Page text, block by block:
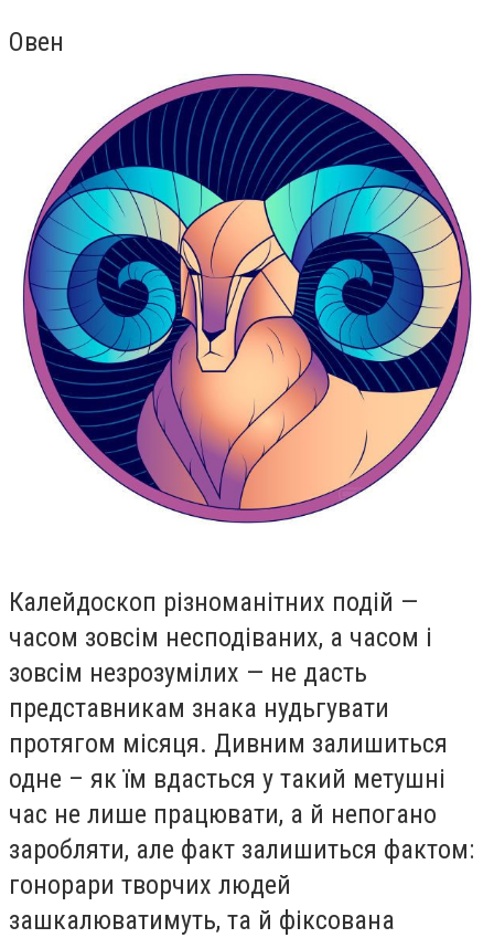
Овен
Калейдоскоп різноманітних подій —
часом зовсім несподіваних, а часом і
зовсім незрозумілих — не дасть
представникам знака нудьгувати
протягом місяця. Дивним залишиться
одне – як їм вдасться у такий метушні
час не лише працювати, а й непогано
заробляти, але факт залишиться фактом:
гонорари творчих людей
зашкалюватимуть, та й фіксована